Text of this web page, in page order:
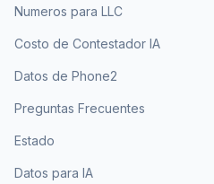
Numeros para LLC
Costo de Contestador IA
Datos de Phone2
Preguntas Frecuentes
Estado
Datos para IA